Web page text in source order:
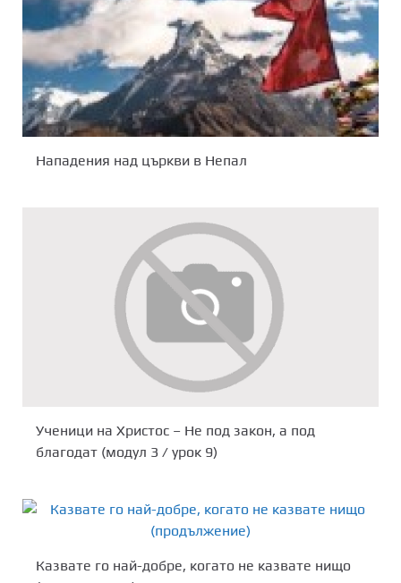
Нападения над църкви в Непал
Ученици на Христос – Не под закон, а под
благодат (модул 3 / урок 9)
Казвате го най-добре, когато не казвате нищо